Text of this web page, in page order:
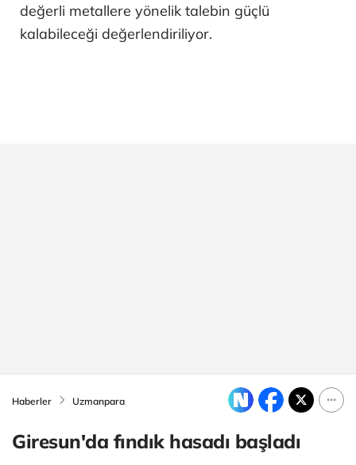
değerli metallere yönelik talebin güçlü
kalabileceği değerlendiriliyor.
Haberler Uzmanpara
Giresun'da fındık hasadı başladı